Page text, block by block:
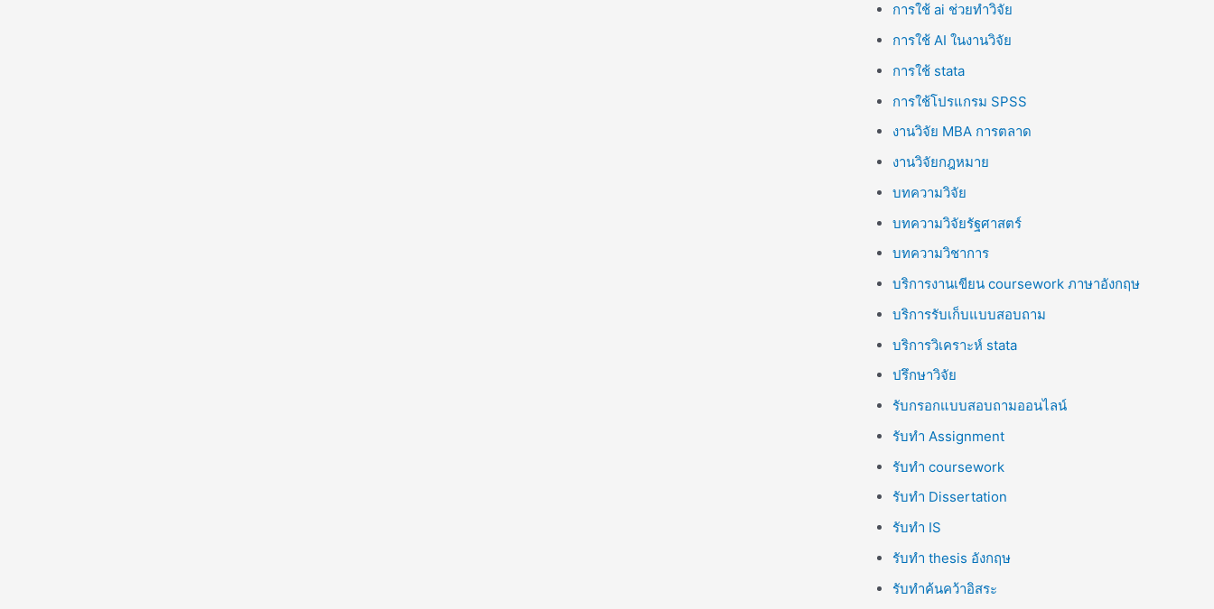
การใช้ ai ช่วยทำวิจัย
การใช้ AI ในงานวิจัย
การใช้ stata
การใช้โปรแกรม SPSS
งานวิจัย MBA การตลาด
งานวิจัยกฎหมาย
บทความวิจัย
บทความวิจัยรัฐศาสตร์
บทความวิชาการ
บริการงานเขียน coursework ภาษาอังกฤษ
บริการรับเก็บแบบสอบถาม
บริการวิเคราะห์ stata
ปรึกษาวิจัย
รับกรอกแบบสอบถามออนไลน์
รับทำ Assignment
รับทำ coursework
รับทำ Dissertation
รับทำ IS
รับทำ thesis อังกฤษ
รับทำค้นคว้าอิสระ